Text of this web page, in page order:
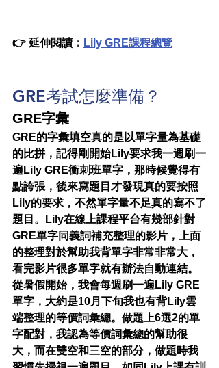
👉 延伸閱讀 ： Lily GRE課程總覽
GRE考試怎麼準備？
GRE字彙
GRE的字彙填空真的是以單字量為基礎
的比拼，記得剛開始Lily要求我一週刷一
遍Lily GRE衝刺班單字，那時候覺得有
點誇張，後來寫題目才發現真的要按照
Lily的要求，不然單字量不足真的寫不了
題目。Lily在線上課程平台有幾部針對
GRE單字同義詞補充整理的影片，上面
的整理對於幫助我背單字非常非常大，
看完影片很多單字就有辦法自動連結。
從暑假開始，我會每週刷一遍Lily GRE
單字，大約是10月下旬我也有背Lily雲
端整理的等價詞彙總。做題上6選2的單
字配對，我認為等價詞彙總的幫助很
大，而在雙空和三空的部分，做題時我